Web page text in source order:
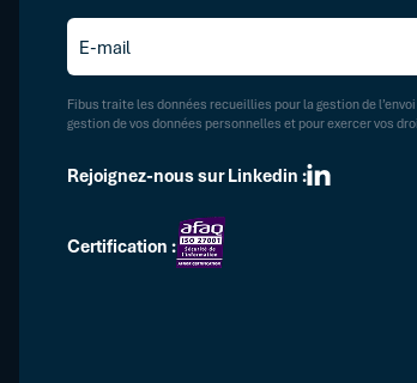
E-
mail*
Fibus traite les données recueillies pour la gestion de
gestion de vos données personnelles et pour exercer vos
Rejoignez-nous sur Linkedin :
Certification :